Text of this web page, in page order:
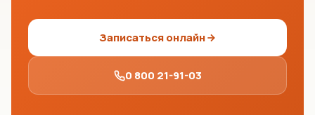
закупках или тендерах;
Записаться онлайн
0 800 21-91-03